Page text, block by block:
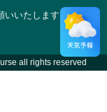
いいたします
all rights reserved